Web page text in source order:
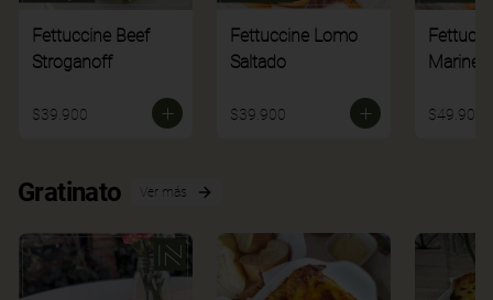
Fettuccine Beef
Stroganoff
$39.900
Fettuccine Lomo
Saltado
$39.900
Marinera
$49.900
Gratinato Ver más